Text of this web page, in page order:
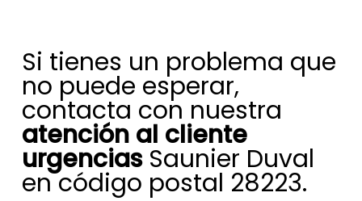
Si tienes un problema que
no puede esperar,
contacta con nuestra
atención al cliente
urgenciasSaunier Duval
en código postal 28223.